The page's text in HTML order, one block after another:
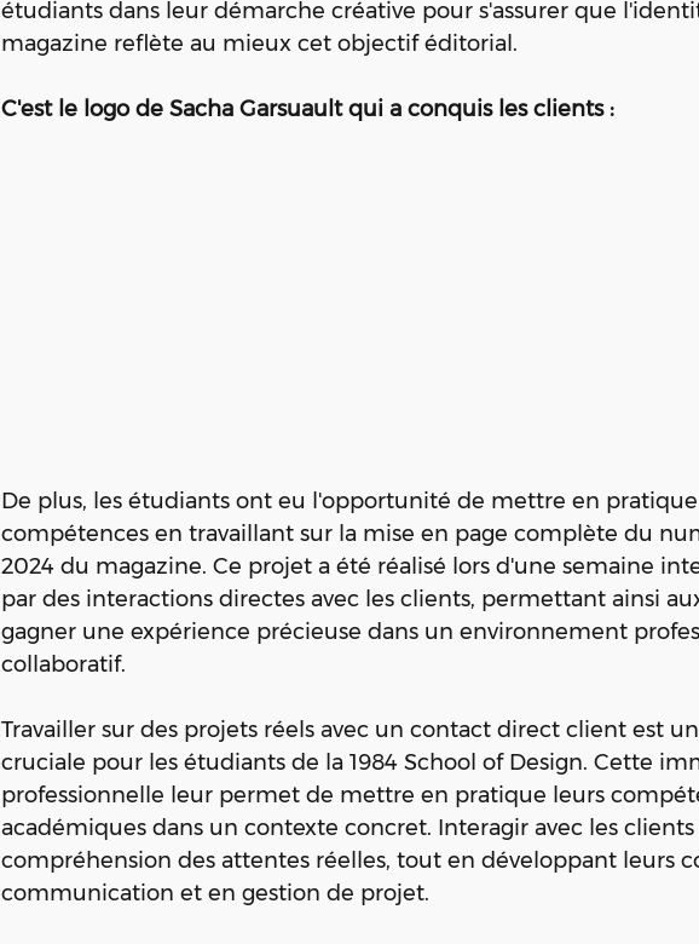
étudiants dans leur démarche créative pour s'assurer que
magazine reflète au mieux cet objectif éditorial.
C'est le logo de Sacha Garsuault qui a conquis les clients :
De plus, les étudiants ont eu l'opportunité de mettre en
compétences en travaillant sur la mise en page complète du
2024 du magazine. Ce projet a été réalisé lors d'une semaine
par des interactions directes avec les clients, permettant ainsi
gagner une expérience précieuse dans un environnement
collaboratif.
Travailler sur des projets réels avec un contact direct client est
cruciale pour les étudiants de la 1984 School of Design. Cette
professionnelle leur permet de mettre en pratique leurs
académiques dans un contexte concret. Interagir avec les
compréhension des attentes réelles, tout en développant leurs
communication et en gestion de projet.